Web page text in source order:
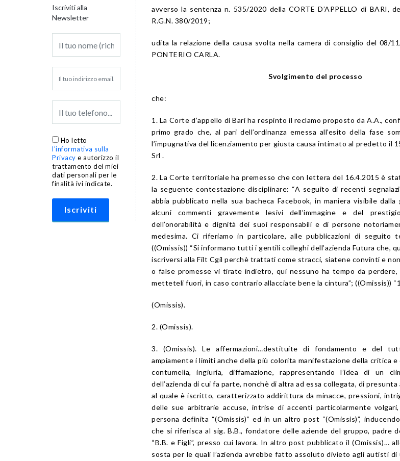
Iscriviti alla
Newsletter
Ho letto
l’informativa sulla
Privacy e autorizzo il
trattamento dei miei
dati personali per le
finalità ivi indicate.
avverso la sentenza n. 535/2020 della CORTE D’APPELLO di BARI,
R.G.N. 380/2019;
udita la relazione della causa svolta nella camera di consiglio del 08/
PONTERIO CARLA.
Svolgimento del processo
che:
1. La Corte d’appello di Bari ha respinto il reclamo proposto da A.A.,
primo grado che, al pari dell’ordinanza emessa all’esito della fase
l’impugnativa del licenziamento per giusta causa intimato al predetto il
Srl .
2. La Corte territoriale ha premesso che con lettera del 16.4.2015 è
la seguente contestazione disciplinare: “A seguito di recenti
abbia pubblicato nella sua bacheca Facebook, in maniera visibile
alcuni commenti gravemente lesivi dell’immagine e del
dell’onorabilità e dignità dei suoi responsabili e di persone
medesima. Ci riferiamo in particolare, alle pubblicazioni di seguito
((Omissis)) “Si informano tutti i gentili colleghi dell’azienda Futura che,
iscriversi alla Filt Cgil perchè trattati come stracci, siatene convinti e
o false promesse vi tirate indietro, qui nessuno ha tempo da
metteteli fuori, in caso contrario allacciate bene la cintura”; ((Omissis))
(Omissis).
2. (Omissis).
3. (Omissis). Le affermazioni…destituite di fondamento e del
ampiamente i limiti anche della più colorita manifestazione della critica
contumelia, ingiuria, diffamazione, rappresentando l’idea di un
dell’azienda di cui fa parte, nonchè di altra ad essa collegata, di
al quale è iscritto, caratterizzato addirittura da minacce, pressioni,
delle sue arbitrarie accuse, intrise di accenti particolarmente
persona definita “(Omissis)” ed in un altro post “(Omissis)”,
che si riferisca al sig. B.B., fondatore delle aziende del gruppo, padre
“B.B. e Figli”, presso cui lavora. In altro post pubblicato il (Omissis)…
sosta per le quali l’azienda avrebbe fatto assoluto divieto agli autisti di